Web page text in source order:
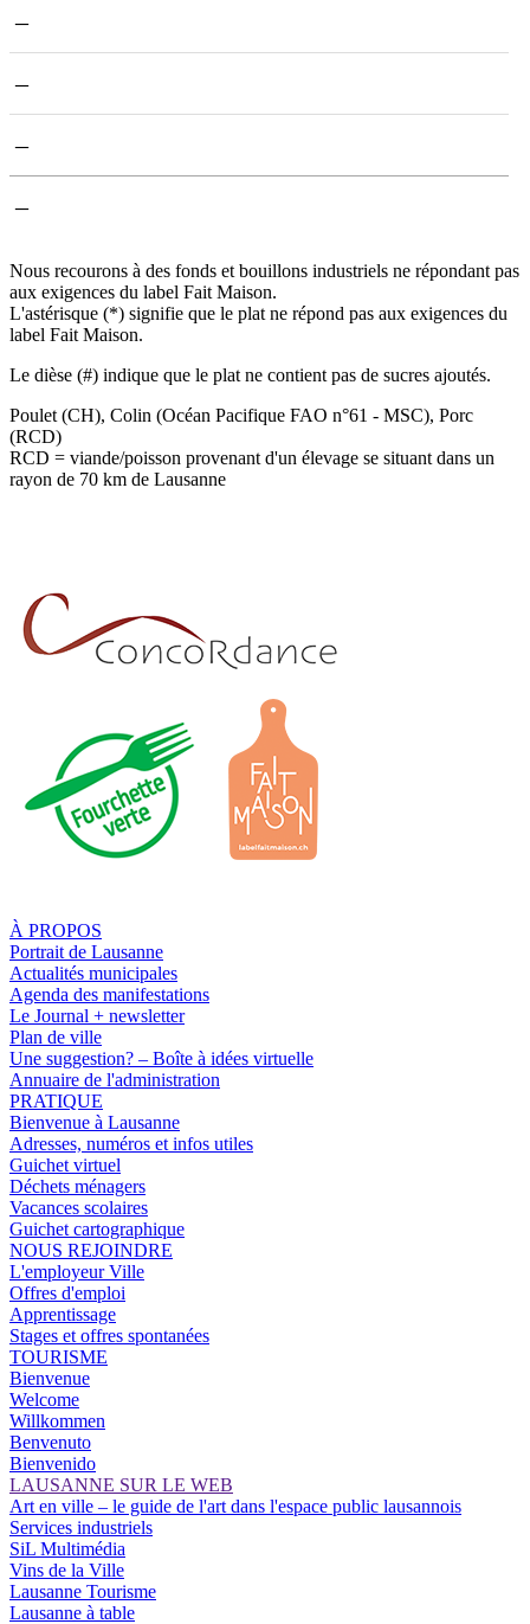
–
–
–
–
Nous recourons à des fonds et bouillons industriels ne répondant pas
aux exigences du label Fait Maison.
L'astérisque (*) signifie que le plat ne répond pas aux exigences du
label Fait Maison.
Le dièse (#) indique que le plat ne contient pas de sucres ajoutés.
Poulet (CH), Colin (Océan Pacifique FAO n°61 - MSC), Porc
(RCD)
RCD = viande/poisson provenant d'un élevage se situant dans un
rayon de 70 km de Lausanne
À PROPOS
Portrait de Lausanne
Actualités municipales
Agenda des manifestations
Le Journal + newsletter
Plan de ville
Une suggestion? – Boîte à idées virtuelle
Annuaire de l'administration
PRATIQUE
Bienvenue à Lausanne
Adresses, numéros et infos utiles
Guichet virtuel
Déchets ménagers
Vacances scolaires
Guichet cartographique
NOUS REJOINDRE
L'employeur Ville
Offres d'emploi
Apprentissage
Stages et offres spontanées
TOURISME
Bienvenue
Welcome
Willkommen
Benvenuto
Bienvenido
LAUSANNE SUR LE WEB
Art en ville – le guide de l'art dans l'espace public lausannois
Services industriels
SiL Multimédia
Vins de la Ville
Lausanne Tourisme
Lausanne à table